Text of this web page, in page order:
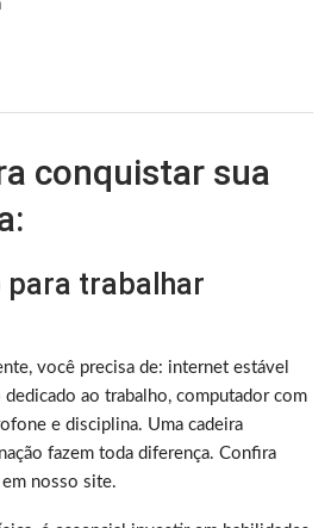
conquistar sua
para trabalhar
você precisa de: internet estável
ao trabalho, computador com
e disciplina. Uma cadeira
fazem toda diferença. Confira
em nosso site.